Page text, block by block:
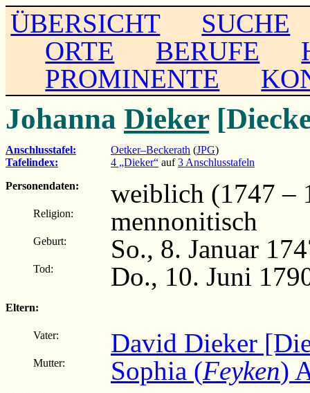
ÜBERSICHT
SUCHE
ORTE
BERUFE
PROMINENTE
Johanna Dieker
Anschlusstafel: Oetker–Beckerath (JPG)
Tafelindex:
4 „Dieker“ auf3 Anschlusstafeln
Personendaten:
weiblich (1747 –
Religion: mennonitisch
Geburt: So., 8. Januar
Tod: Do., 10. Juni
Eltern:
Vater: David Dieker
Mutter: Sophia (Feyken)